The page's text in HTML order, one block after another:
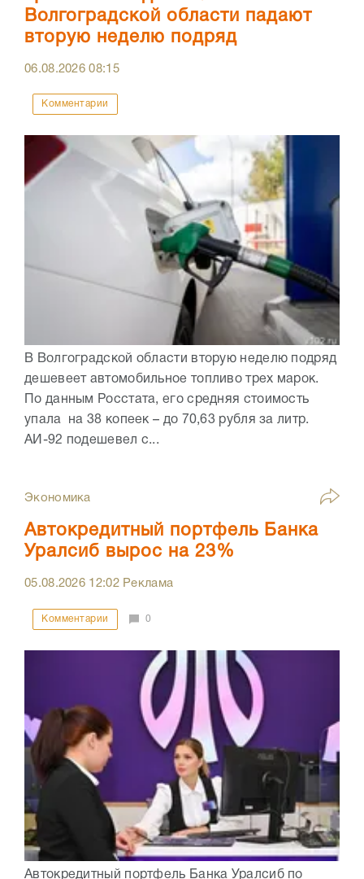
Волгоградской области падают
вторую неделю подряд
06.08.202608:15
Комментарии
В Волгоградской области вторую неделю подряд
дешевеет автомобильное топливо трех марок.
По данным Росстата, его средняя стоимость
упала на 38 копеек – до 70,63 рубля за литр.
АИ-92 подешевел с...
Экономика
Автокредитный портфель Банка
Уралсиб вырос на 23%
05.08.2026 12:02Реклама
Комментарии 0
Автокредитный портфель Банка Уралсиб по